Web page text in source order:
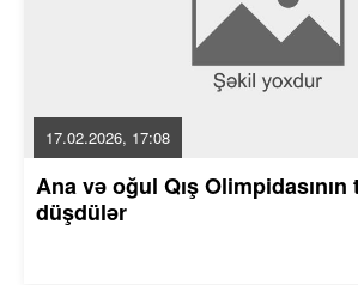
17.02.2026, 17:08
Ana və oğul Qış
düşdülər